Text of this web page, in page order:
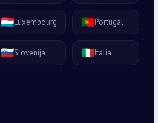
🇱🇺Luxembourg 🇵🇹Portugal
🇸🇮Slovenija 🇮🇹Italia